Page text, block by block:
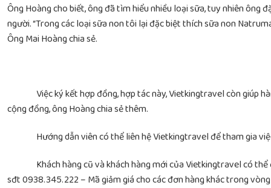
Ông Hoàng cho biết, ông đã tìm hiểu nhiều loại sữa, tuy nhiên ông
người. “Trong các loại sữa non tôi lại đặc biệt thích sữa non
Ông Mai Hoàng chia sẻ.
Việc ký kết hợp đồng, hợp tác này, Vietkingtravel còn giúp
cộng đồng, ông Hoàng chia sẻ thêm.
Hướng dẫn viên có thể liên hệ Vietkingtravel để tham gia
Khách hàng cũ và khách hàng mới của Vietkingtravel có thể
sđt 0938.345.222 – Mã giảm giá cho các đơn hàng khác trong